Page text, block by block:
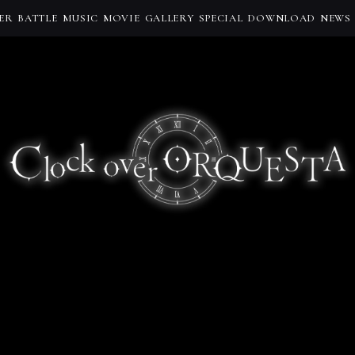
BATTLE MUSIC MOVIE GALLERY SPECIAL DOWNLOAD NEWS